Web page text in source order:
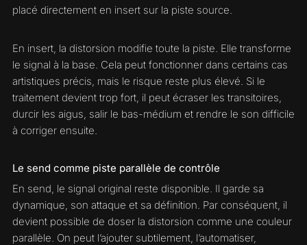
placé directement en insert sur la piste source.
En insert, la distorsion modifie toute la piste. Elle transforme
le signal à la base. Cela peut fonctionner dans certains cas
artistiques précis, mais le risque reste plus élevé. Si le
traitement devient trop fort, il peut écraser les transitoires,
durcir les aigus, salir le bas-médium et rendre le son difficile
à corriger ensuite.
Le send comme piste parallèle de contrôle
En send, le signal original reste disponible. Il garde sa
dynamique, son attaque et sa définition. Par conséquent, il
devient possible de doser la distorsion comme une couleur
parallèle. On peut l’ajouter subtilement, l’automatiser,